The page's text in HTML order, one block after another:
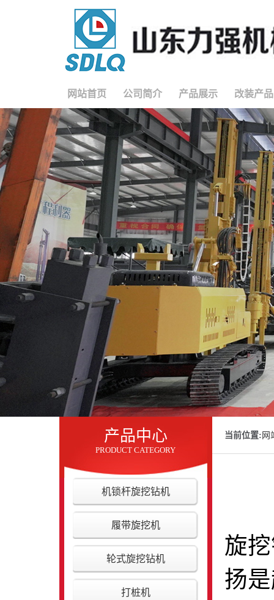
网站首页 公司简介 产品展示 改装产品
产品中心
PRODUCT CATEGORY
机锁杆旋挖钻机
履带旋挖机
轮式旋挖钻机
打桩机
当前位置: 网
旋
扬